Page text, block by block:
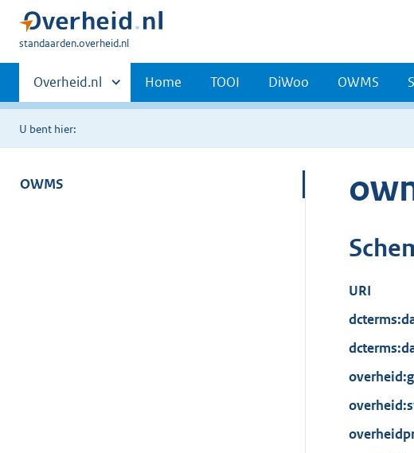
U
hier:
standaarden.overheid.nl
Primaire
navigatie
Andere
sites
binnen
Overheid.nl Home TOOI DiWoo OWMS
U bent hier:
OWMS
URI